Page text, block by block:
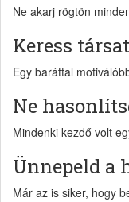
Ne akarj rögtön
Keress
Egy baráttal
Ne
Mindenki kezdő volt
Ünnepeld a
Már az is siker, hogy